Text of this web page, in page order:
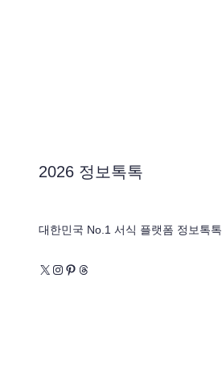
2026 정보톡톡
대한민국 No.1 서식 플랫폼 정보톡톡
X Instagram Pinterest Threads